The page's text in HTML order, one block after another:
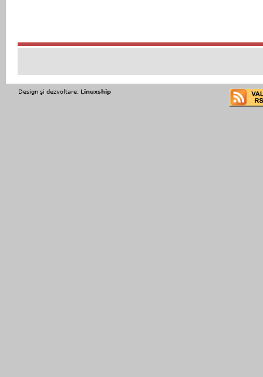
Design şi dezvoltare: Linuxship